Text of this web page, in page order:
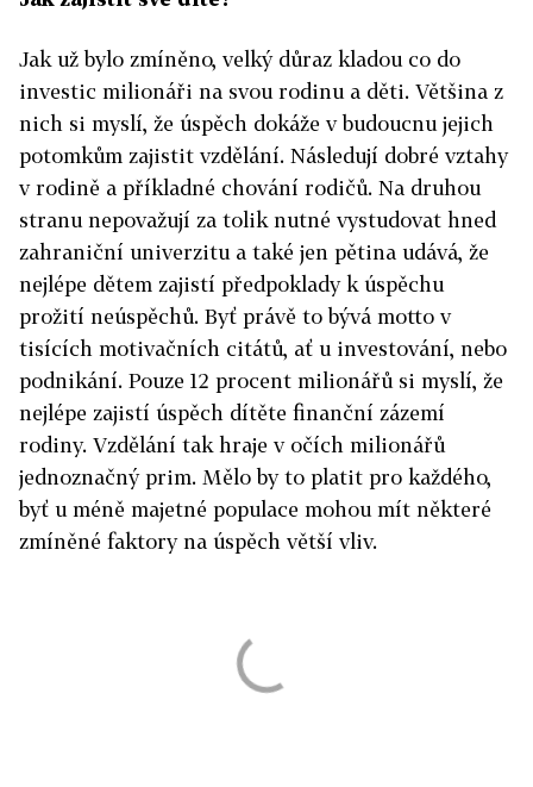
Jak už bylo zmíněno, velký důraz kladou co do
investic milionáři na svou rodinu a děti. Většina z
nich si myslí, že úspěch dokáže v budoucnu jejich
potomkům zajistit vzdělání. Následují dobré vztahy
v rodině a příkladné chování rodičů. Na druhou
stranu nepovažují za tolik nutné vystudovat hned
zahraniční univerzitu a také jen pětina udává, že
nejlépe dětem zajistí předpoklady k úspěchu
prožití neúspěchů. Byť právě to bývá motto v
tisících motivačních citátů, ať u investování, nebo
podnikání. Pouze 12 procent milionářů si myslí, že
nejlépe zajistí úspěch dítěte finanční zázemí
rodiny. Vzdělání tak hraje v očích milionářů
jednoznačný prim. Mělo by to platit pro každého,
byť u méně majetné populace mohou mít některé
zmíněné faktory na úspěch větší vliv.